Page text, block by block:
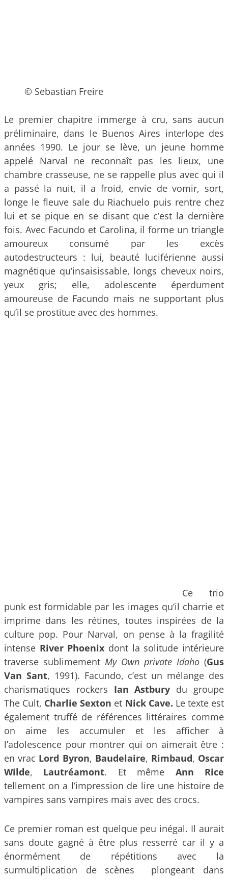
© Sebastian Freire
Le premier chapitre immerge à cru, sans aucun
préliminaire, dans le Buenos Aires interlope des
années 1990. Le jour se lève, un jeune homme
appelé Narval ne reconnaît pas les lieux, une
chambre crasseuse, ne se rappelle plus avec qui il
a passé la nuit, il a froid, envie de vomir, sort,
longe le fleuve sale du Riachuelo puis rentre chez
lui et se pique en se disant que c’est la dernière
fois. Avec Facundo et Carolina, il forme un triangle
amoureux consumé par les excès
autodestructeurs : lui, beauté luciférienne aussi
magnétique qu’insaisissable, longs cheveux noirs,
yeux gris; elle, adolescente éperdument
amoureuse de Facundo mais ne supportant plus
qu’il se prostitue avec des hommes.
Ce trio
punk est formidable par les images qu’il charrie et
imprime dans les rétines, toutes inspirées de la
culture pop. Pour Narval, on pense à la fragilité
intense River Phoenix dont la solitude intérieure
traverse sublimement My Own private Idaho (Gus
Van Sant, 1991). Facundo, c’est un mélange des
charismatiques rockers Ian Astbury du groupe
The Cult, Charlie Sexton et Nick Cave. Le texte est
également truffé de références littéraires comme
on aime les accumuler et les afficher à
l’adolescence pour montrer qui on aimerait être :
en vrac Lord Byron, Baudelaire, Rimbaud, Oscar
Wilde, Lautréamont. Et même Ann Rice
tellement on a l’impression de lire une histoire de
vampires sans vampires mais avec des crocs.
Ce premier roman est quelque peu inégal. Il aurait
sans doute gagné à être plus resserré car il y a
énormément de répétitions avec la
surmultiplication de scènes plongeant dans